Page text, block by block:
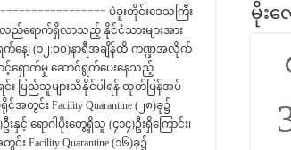
ပဲခူးတိုင်းဒေသကြီး
ည်ရောက်ရှိလာသည့် နိုင်ငံသားများအား
က်နေ့၊ (၁၂:၀၀)နာရီအချိန်ထိ ကဏ္ဍအလိုက်
ောင့်ရှောက်မှု ဆောင်ရွက်ပေးနေသည့်
င်း ပြည်သူများသိနိုင်ပါရန် ထုတ်ပြန်အပ်
အတွင်း Facility Quarantine (၂၈)ခု၌
းနှင့် ရောဂါပိုးတွေ့ရှိသူ (၄၁၄)ဦးရှိကြောင်း၊
း Facility Quarantine (၁၆)ခု၌
မိုးလ